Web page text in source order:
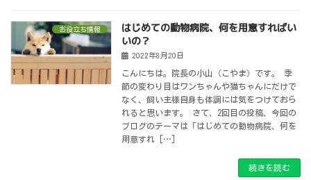
お役立ち情報
はじめての動物病院、何を用意すればい
いの？
2022年8月20日
こんにちは。院長の小山（こやま）です。 季
節の変わり目はワンちゃんや猫ちゃんにだけで
なく、飼い主様自身も体調には気をつけておら
れると思います。 さて、2回目の投稿、今回の
ブログのテーマは「はじめての動物病院、何を
用意すれ […]
続きを読む